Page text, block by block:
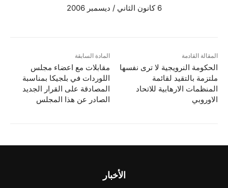
6 كانون الثاني / ديسمبر 2006
المادة السابقة
مقابلات مع اعضاء مجلس
اللوردات في بلجيكا بمناسبة
المصادقة على القرار الجديد
الصادر عن هذا المجلس
المقالة القادمة
الحكومة النرويجية لا ترى نفسها
ملتزمة بالتقيد لقائمة
المنظمات الارهابية للاتحاد
الاوروبي
الأخبار